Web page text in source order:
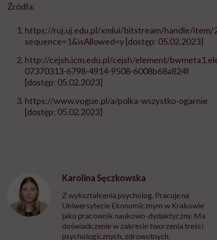
Źródła:
https://ruj.uj.edu.pl/xmlui/bitstream/handle/item/
sequence=1&isAllowed=y [dostęp: 05.02.2023]
http://cejsh.icm.edu.pl/cejsh/element/
07370313-6798-4914-9508-6008b68a824f
[dostęp: 05.02.2023]
https://www.vogue.pl/a/polka-wszystko-ogarnie
[dostęp: 05.02.2023]
Karolina Sęczkowska
Z wykształcenia psycholog. Pracuje na
Uniwersytecie Ekonomicznym w Krakowie
jako pracownik naukowo-dydaktyczny. Ma
doświadczenie w zakresie tworzenia treści
psychologicznych, zdrowotnych,